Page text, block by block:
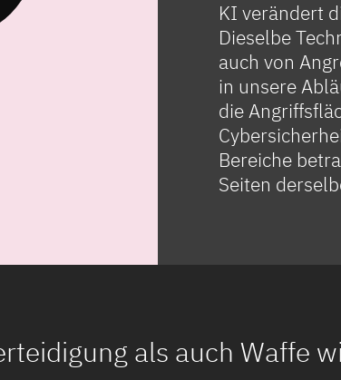
KI verändert
Dieselbe
auch von
in unsere
die
Bereiche
Seiten
als auch Waffe